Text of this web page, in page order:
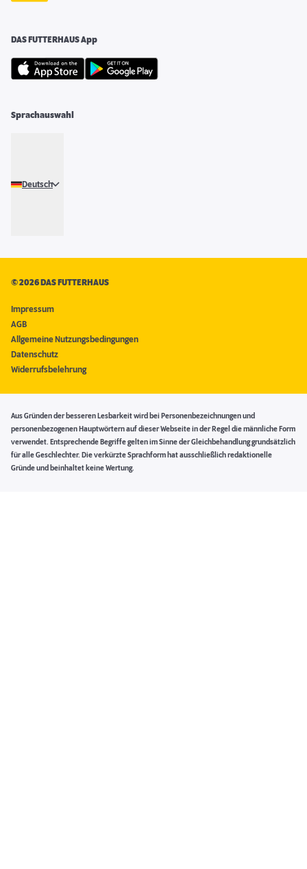
DAS FUTTERHAUS App
Sprachauswahl
Deutsch
©2026 DAS FUTTERHAUS
Impressum
AGB
Allgemeine Nutzungsbedingungen
Datenschutz
Widerrufsbelehrung
Aus Gründen der besseren Lesbarkeit wird bei Personenbezeichnungen und
personenbezogenen Hauptwörtern auf dieser Webseite in der Regel die männliche Form
verwendet. Entsprechende Begriffe gelten im Sinne der Gleichbehandlung grundsätzlich
für alle Geschlechter. Die verkürzte Sprachform hat ausschließlich redaktionelle
Gründe und beinhaltet keine Wertung.